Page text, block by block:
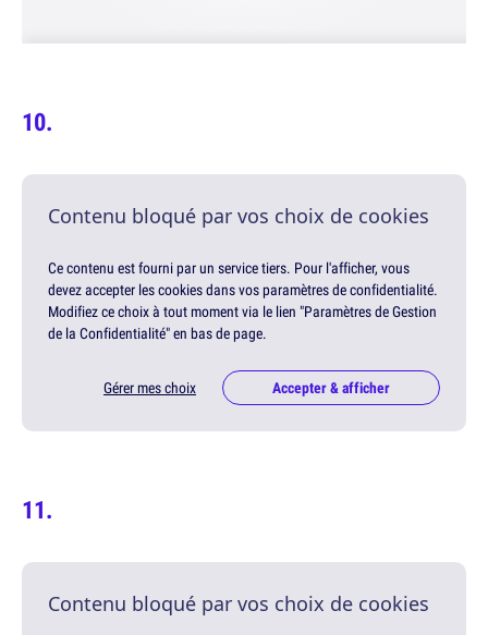
Contenu bloqué par vos choix de cookies
Ce contenu est fourni par un service tiers. Pour l'afficher, vous
devez accepter les cookies dans vos paramètres de confidentialité.
Modifiez ce choix à tout moment via le lien "Paramètres de Gestion
de la Confidentialité" en bas de page.
Gérer mes choix Accepter & afficher
Contenu bloqué par vos choix de cookies